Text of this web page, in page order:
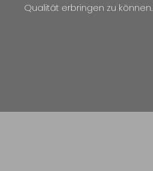
Qualität erbringen zu können.